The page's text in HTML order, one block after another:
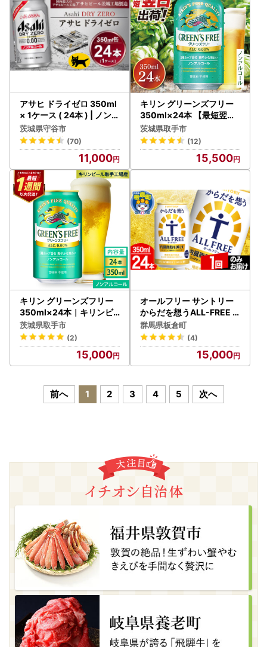
アサヒ ドライゼロ 350ml
× 1ケース ( 24本 ) | ノンア
ルコール ビール 麦 Asahi
dry zero ギフト
茨城県守谷市
(70)
11,000
キリン グリーンズフリー
350ml×24本 【最短翌日
発送】｜キリンビール ノ
ンアルコール スピード 茨
城県 取手市（ZB005）
茨城県取手市
(12)
15,500
キリン グリーンズフリー
350ml×24本｜キリンビ
ール ノンアルコール 茨城
県 取手市（AB123）
茨城県取手市
(2)
15,000
オールフリー サントリー
からだを想うALL-FREE 1
ケース(350ml×24本入り
)飲料類 炭酸飲料 内臓脂肪
ビール工場 ノンアルコー
ル【1回のみお届け】
群馬県板倉町
(4)
15,000
前へ 1 2 3 4 5 次へ